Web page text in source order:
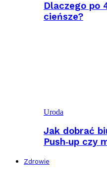
Dlaczego po
cieńsze?
Uroda
Jak dobrać
Push‑up czy
Zdrowie